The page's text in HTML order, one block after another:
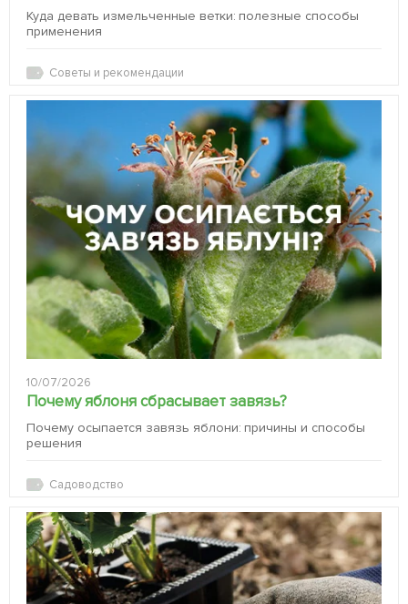
Куда девать измельченные ветки: полезные способы
применения
Советы и рекомендации
10/07/2026
Почему яблоня сбрасывает завязь?
Почему осыпается завязь яблони: причины и способы
решения
Садоводство